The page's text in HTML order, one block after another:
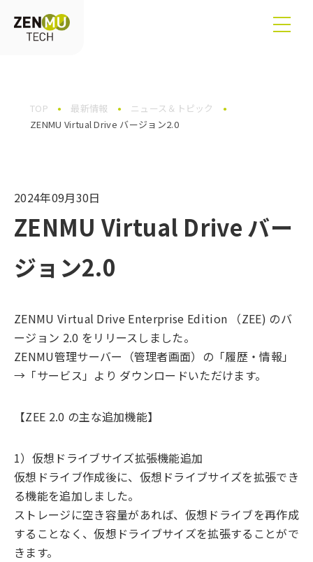
TOP 最新情報
ニュース＆トピック
ZENMU Virtual Drive バージョン2.0
2024年09月30日
ZENMU Virtual Drive バー
ジョン2.0
ZENMU Virtual Drive Enterprise Edition （ZEE) のバ
ージョン 2.0 をリリースしました。
ZENMU管理サーバー（管理者画面）の「履歴・情報」
→「サービス」より ダウンロードいただけます。
【ZEE 2.0 の主な追加機能】
1）仮想ドライブサイズ拡張機能追加
仮想ドライブ作成後に、仮想ドライブサイズを拡張でき
る機能を追加しました。
ストレージに空き容量があれば、仮想ドライブを再作成
することなく、仮想ドライブサイズを拡張することがで
きます。